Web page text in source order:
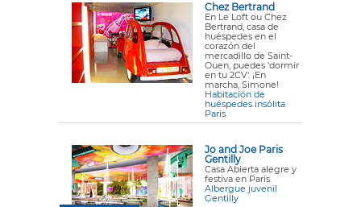
Chez Bertrand
En Le Loft ou Chez
Bertrand, casa de
huéspedes en el
corazón del
mercadillo de Saint-
Ouen, puedes 'dormir
en tu 2CV'. ¡En
marcha, Simone!
Habitación de
huéspedes insólita
Paris
Jo and Joe Paris
Gentilly
Casa Abierta alegre y
festiva en París.
Albergue juvenil
Gentilly